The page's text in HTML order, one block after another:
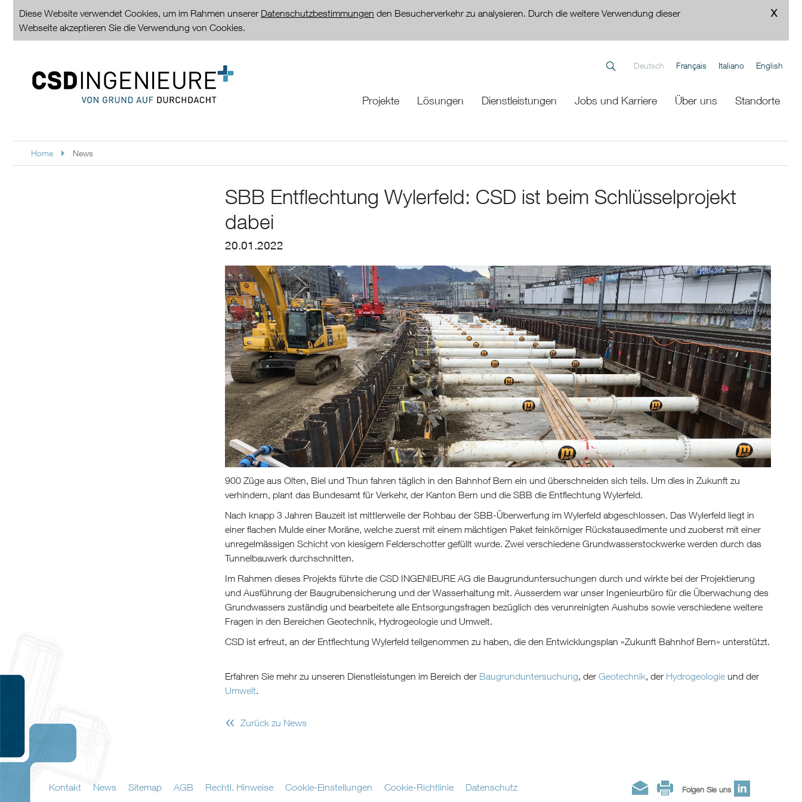
Diese Website verwendet Cookies, um im Rahmen unserer Datenschutzbestimmungen den Besucherverkehr zu analysieren. Durch die weitere Verwendung dieser
Webseite akzeptieren Sie die Verwendung von Cookies.
Deutsch Français Italiano English
Projekte Lösungen Dienstleistungen Jobs und Karriere Über uns Standorte
Home News
SBB Entflechtung Wylerfeld: CSD ist beim Schlüsselprojekt
dabei
20.01.2022
900 Züge aus Olten, Biel und Thun fahren täglich in den Bahnhof Bern ein und überschneiden sich teils. Um dies in Zukunft zu
verhindern, plant das Bundesamt für Verkehr, der Kanton Bern und die SBB die Entflechtung Wylerfeld.
Nach knapp 3 Jahren Bauzeit ist mittlerweile der Rohbau der SBB-Überwerfung im Wylerfeld abgeschlossen. Das Wylerfeld liegt in
einer flachen Mulde einer Moräne, welche zuerst mit einem mächtigen Paket feinkörniger Rückstausedimente und zuoberst mit einer
unregelmässigen Schicht von kiesigem Felderschotter gefüllt wurde. Zwei verschiedene Grundwasserstockwerke werden durch das
Tunnelbauwerk durchschnitten.
Im Rahmen dieses Projekts führte die CSD INGENIEURE AG die Baugrunduntersuchungen durch und wirkte bei der Projektierung
und Ausführung der Baugrubensicherung und der Wasserhaltung mit. Ausserdem war unser Ingenieurbüro für die Überwachung des
Grundwassers zuständig und bearbeitete alle Entsorgungsfragen bezüglich des verunreinigten Aushubs sowie verschiedene weitere
Fragen in den Bereichen Geotechnik, Hydrogeologie und Umwelt.
CSD ist erfreut, an der Entflechtung Wylerfeld teilgenommen zu haben, die den Entwicklungsplan «Zukunft Bahnhof Bern» unterstützt.
Erfahren Sie mehr zu unseren Dienstleistungen im Bereich der Baugrunduntersuchung , der Geotechnik , der Hydrogeologie und der
Umwelt
« Zurück zu News
Folgen Sie uns
Kontakt News Sitemap AGB Rechtl. Hinweise Cookie-Einstellungen Cookie-Richtlinie Datenschutz